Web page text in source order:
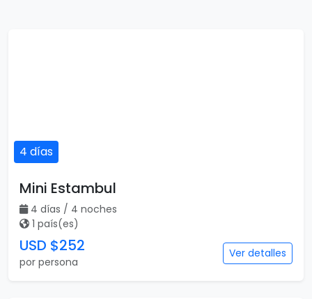
4 días
Mini Estambul
4 días / 4 noches
1 país(es)
USD $252
por persona
Ver detalles